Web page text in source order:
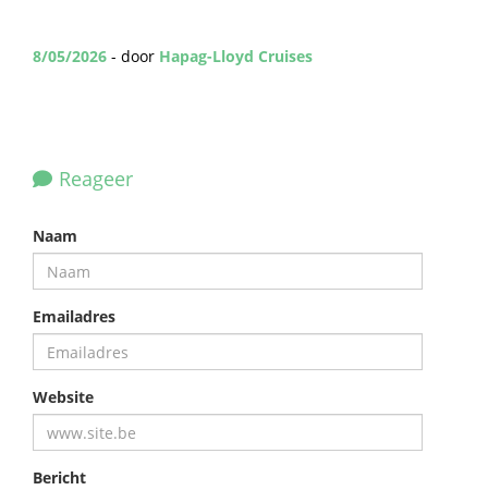
8/05/2026 - door Hapag-Lloyd Cruises
Reageer
Naam
Emailadres
Website
Bericht